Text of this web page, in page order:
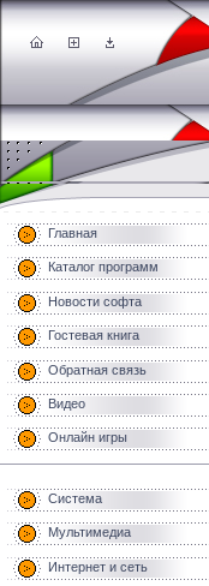
Главная
Каталог программ
Новости софта
Гостевая книга
Обратная связь
Видео
Онлайн игры
Система
Мультимедиа
Интернет и сеть